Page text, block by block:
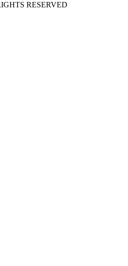
RESERVED